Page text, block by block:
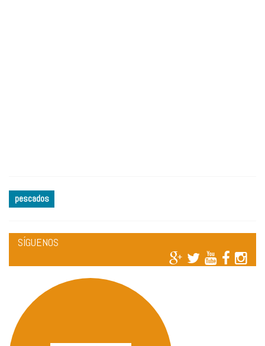
pescados
SÍGUENOS